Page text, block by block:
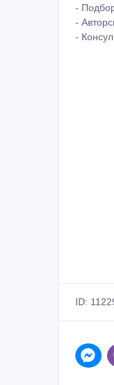
-
-
-
ID: